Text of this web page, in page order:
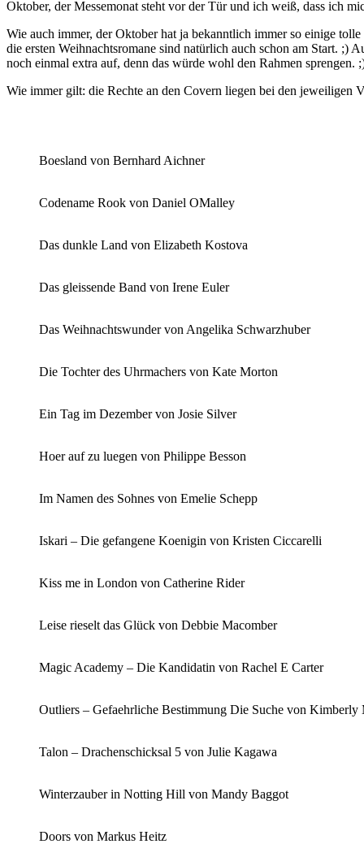
Oktober, der Messemonat steht vor der Tür und ich weiß, dass ich
Wie auch immer, der Oktober hat ja bekanntlich immer so einige
die ersten Weihnachtsromane sind natürlich auch schon am Start. ;)
noch einmal extra auf, denn das würde wohl den Rahmen sprengen.
Wie immer gilt: die Rechte an den Covern liegen bei den jeweiligen
Boesland von Bernhard Aichner
Codename Rook von Daniel OMalley
Das dunkle Land von Elizabeth Kostova
Das gleissende Band von Irene Euler
Das Weihnachtswunder von Angelika Schwarzhuber
Die Tochter des Uhrmachers von Kate Morton
Ein Tag im Dezember von Josie Silver
Hoer auf zu luegen von Philippe Besson
Im Namen des Sohnes von Emelie Schepp
Iskari – Die gefangene Koenigin von Kristen Ciccarelli
Kiss me in London von Catherine Rider
Leise rieselt das Glück von Debbie Macomber
Magic Academy – Die Kandidatin von Rachel E Carter
Outliers – Gefaehrliche Bestimmung Die Suche von Kimberly
Talon – Drachenschicksal 5 von Julie Kagawa
Winterzauber in Notting Hill von Mandy Baggot
Doors von Markus Heitz